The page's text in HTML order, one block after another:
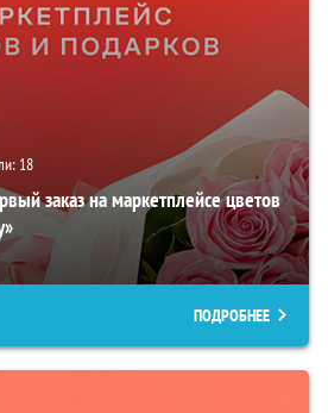
18
заказ на маркетплейсе цветов
ПОДРОБНЕЕ